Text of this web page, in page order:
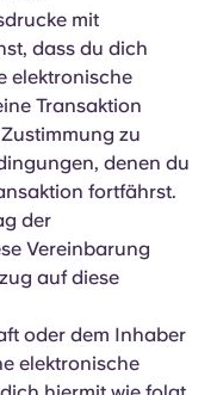
mit
dass du dich
elektronische
Transaktion
zu
denen du
fortfährst.
der
Vereinbarung
auf diese
oder dem Inhaber
elektronische